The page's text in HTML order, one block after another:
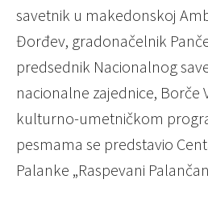
savetnik u makedonskoj
Đorđev, gradonačelnik
predsednik Nacionalnog
nacionalne zajednice, Borče
kulturno-umetničkom
pesmama se predstavio
Palanke „Raspevani